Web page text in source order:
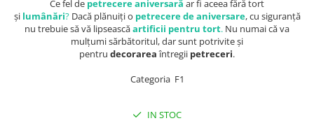
Ce fel de petrecere aniversară ar fi aceea fără tort
și lumânări?Dacă plănuiți o petrecere de aniversare, cu siguranță
nu trebuie să vă lipseascăartificii pentru tort. Nu numai că va
mulțumi sărbătoritul, dar sunt potrivite și
pentru decorareaîntregii petreceri.
Categoria F1
IN STOC